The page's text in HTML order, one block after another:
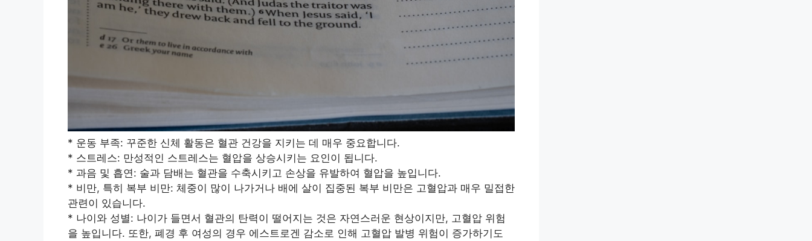
* 운동 부족: 꾸준한 신체 활동은 혈관 건강을 지키는 데 매우 중요합니다.
* 스트레스: 만성적인 스트레스는 혈압을 상승시키는 요인이 됩니다.
* 과음 및 흡연: 술과 담배는 혈관을 수축시키고 손상을 유발하여 혈압을 높입니다.
* 비만, 특히 복부 비만: 체중이 많이 나가거나 배에 살이 집중된 복부 비만은 고혈압과 매우 밀접한
관련이 있습니다.
* 나이와 성별: 나이가 들면서 혈관의 탄력이 떨어지는 것은 자연스러운 현상이지만, 고혈압 위험
을 높입니다. 또한, 폐경 후 여성의 경우 에스트로겐 감소로 인해 고혈압 발병 위험이 증가하기도